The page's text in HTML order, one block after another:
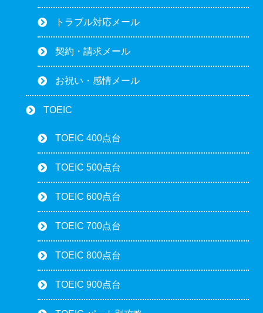
トラブル対応メール
契約・請求メール
お祝い・感情メール
TOEIC
TOEIC 400点台
TOEIC 500点台
TOEIC 600点台
TOEIC 700点台
TOEIC 800点台
TOEIC 900点台